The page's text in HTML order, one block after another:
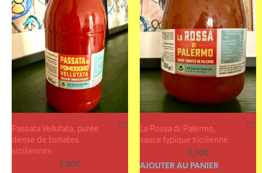
Passata Vellutata, purée
dense de tomates
siciliennes
7,00€
La Rossa di Palermo,
sauce typique sicilienne
9,00€
AJOUTER AU PANIER